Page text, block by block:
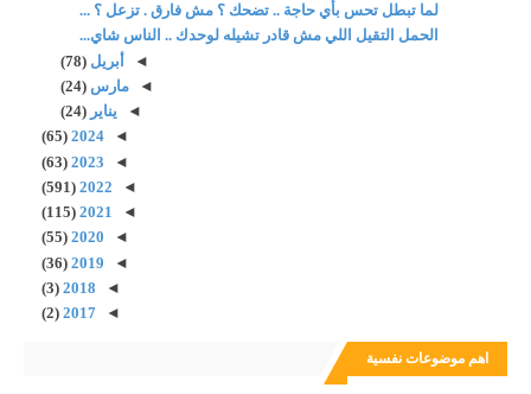
لما تبطل تحس بأي حاجة .. تضحك ؟ مش فارق . تزعل ؟ ...
الحمل التقيل اللي مش قادر تشيله لوحدك .. الناس شاي...
◄أبريل(78)
◄مارس(24)
◄ يناير(24)
◄
2024
(65)
◄
2023
(63)
◄
2022
(591)
◄
2021
(115)
◄
2020
(55)
◄
2019
(36)
◄
2018
(3)
◄
2017
(2)
اهم موضوعات نفسية